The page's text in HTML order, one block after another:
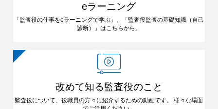
eラーニング
「監査役の仕事をeラーニングで学ぶ」、「監査役監査の基礎知識 （自己
診断）」はこちらから。
改めて知る監査役のこと
監査役について、役職員の方々に紹介するための動画です。
様々な場面